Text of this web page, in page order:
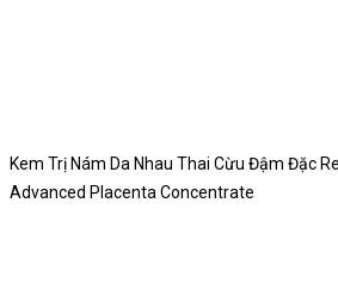
Kem Trị Nám Da Nhau Thai Cừu Đậm Đặc
Advanced Placenta Concentrate